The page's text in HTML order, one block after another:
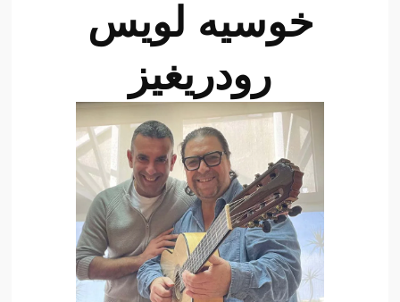
خوسيه لويس
رودريغيز